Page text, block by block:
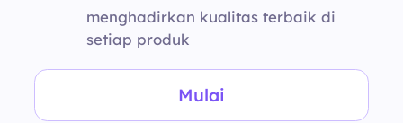
menghadirkan kualitas terbaik di
setiap produk
Mulai